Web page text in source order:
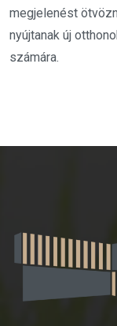
megjelenést
nyújtanak új
számára.